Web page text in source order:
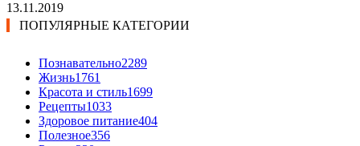
13.11.2019
ПОПУЛЯРНЫЕ КАТЕГОРИИ
Познавательно2289
Жизнь1761
Красота и стиль1699
Рецепты1033
Здоровое питание404
Полезное356